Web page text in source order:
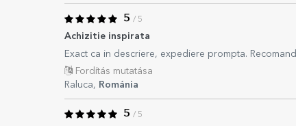
5 / 5
Achizitie inspirata
Exact ca in descriere, expediere prompta. Recomand
Fordítás mutatása
Raluca, Románia
5 / 5